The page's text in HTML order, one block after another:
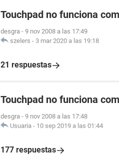
Touchpad no funciona
desgra - 9 nov 2008 a las 17:49
szelers - 3 mar 2020 a las 19:18
21 respuestas
Touchpad no funciona
desgra - 9 nov 2008 a las 17:48
Usuaria - 10 sep 2019 a las 01:44
177 respuestas